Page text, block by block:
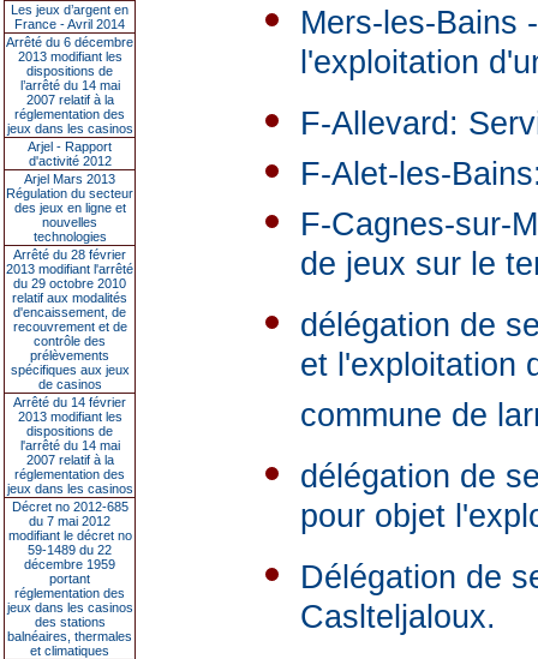
Les jeux d’argent en
France - Avril 2014
Arrêté du 6 décembre
2013 modifiant les
dispositions de
l’arrêté du 14 mai
2007 relatif à la
réglementation des
jeux dans les casinos
Arjel - Rapport
d'activité 2012
Arjel Mars 2013
Régulation du secteur
des jeux en ligne et
nouvelles
technologies
Arrêté du 28 février
2013 modifiant l'arrêté
du 29 octobre 2010
relatif aux modalités
d'encaissement, de
recouvrement et de
contrôle des
prélèvements
spécifiques aux jeux
de casinos
Arrêté du 14 février
2013 modifiant les
dispositions de
l'arrêté du 14 mai
2007 relatif à la
réglementation des
jeux dans les casinos
Décret no 2012-685
du 7 mai 2012
modifiant le décret no
59-1489 du 22
décembre 1959
portant
réglementation des
jeux dans les casinos
des stations
balnéaires, thermales
et climatiques
Mers-les-Bains
l'exploitation
F-Allevard:
F-Alet-les-
F-Cagnes-sur-
de jeux sur le
délégation de
et l'exploitation
commune de
délégation de
pour objet
Délégation de
Caslteljaloux.